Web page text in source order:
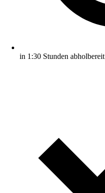
in 1:30 Stunden abholbereit